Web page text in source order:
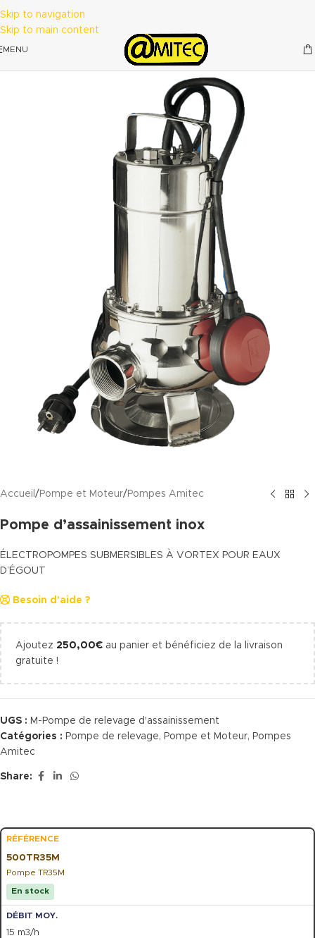
Skip to navigation
Skip to main content
MENU
Accueil / Pompe et Moteur/ Pompes Amitec
Pompe d’assainissement inox
ÉLECTROPOMPES SUBMERSIBLES À VORTEX POUR EAUX
D’ÉGOUT
Besoin d'aide ?
Ajoutez 250,00€ au panier et bénéficiez de la livraison
gratuite !
UGS : M-Pompe de relevage d'assainissement
Catégories : Pompe de relevage, Pompe et Moteur, Pompes
Amitec
Share:
500TR35M
Pompe TR35M
En stock
15 m3/h